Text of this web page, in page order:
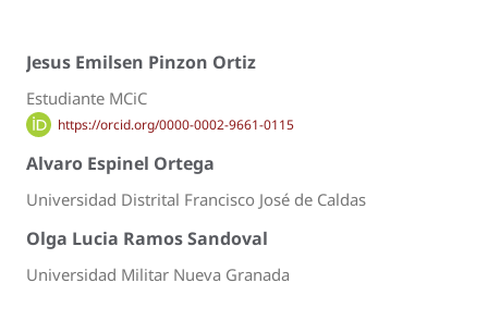
Jesus Emilsen Pinzon Ortiz
Estudiante MCiC
https://orcid.org/0000-0002-9661-0115
Alvaro Espinel Ortega
Universidad Distrital Francisco José de Caldas
Olga Lucia Ramos Sandoval
Universidad Militar Nueva Granada